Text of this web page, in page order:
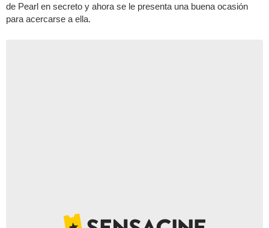
de Pearl en secreto y ahora se le presenta una buena ocasión
para acercarse a ella.